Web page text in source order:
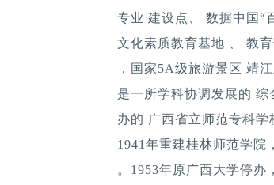
专业 建设点、 数据中国“
文化素质教育基地 、 教
，国家5A级旅游景区 靖
是一所学科协调发展的 综
办的 广西省立师范专科学
1941年重建桂林师范学院
。1953年原广西大学停